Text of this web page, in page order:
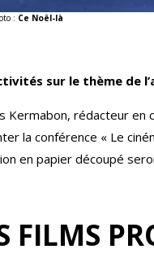
: Ce Noël-là
sur le thème de
Kermabon, rédacteur en
la conférence « Le
en papier découpé
FILMS